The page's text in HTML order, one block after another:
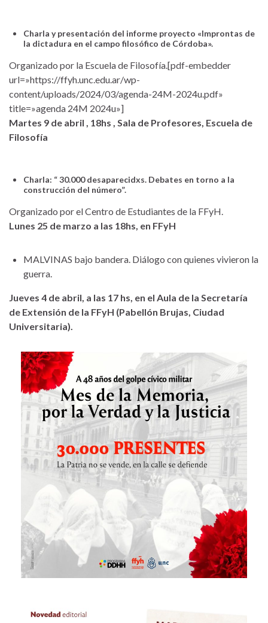
Charla y presentación del informe proyecto «Improntas de
la dictadura en el campo filosófico de Córdoba».
Organizado por la Escuela de Filosofía.[pdf-embedder
url=»https://ffyh.unc.edu.ar/wp-
content/uploads/2024/03/agenda-24M-2024u.pdf»
title=»agenda 24M 2024u»]
Martes 9 de abril , 18hs , Sala de Profesores, Escuela de
Filosofía
Charla: “ 30.000 desaparecidxs. Debates en torno a la
construcción del número”.
Organizado por el Centro de Estudiantes de la FFyH.
Lunes 25 de marzo a las 18hs, en FFyH
MALVINAS bajo bandera. Diálogo con quienes vivieron la
guerra.
Jueves 4 de abril, a las 17 hs, en el Aula de la Secretaría
de Extensión de la FFyH (Pabellón Brujas, Ciudad
Universitaria).